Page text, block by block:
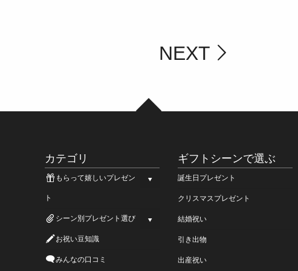
NEXT
カテゴリ
もらって嬉しいプレゼン
ト
シーン別プレゼント選び
お祝い豆知識
みんなの口コミ
ギフトシーンで選ぶ
誕生日プレゼント
クリスマスプレゼント
結婚祝い
引き出物
出産祝い